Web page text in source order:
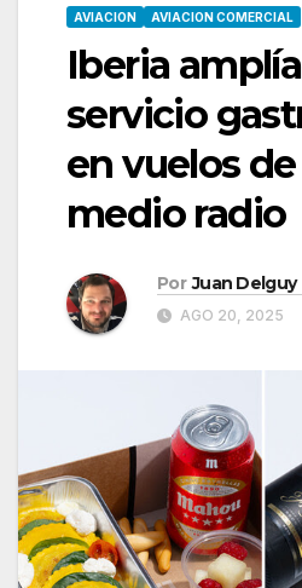
AVIACION AVIACION COMERCIAL
Iberia
servicio
en vuelos
medio radio
Por Juan Delguy
AGO 20, 2025